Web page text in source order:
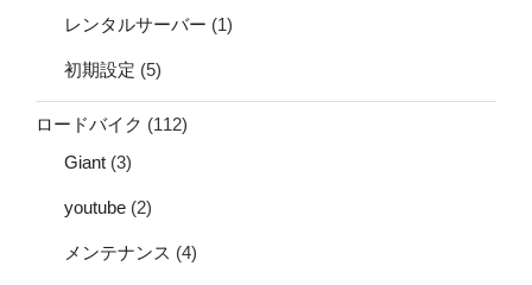
レンタルサーバー (1)
初期設定 (5)
ロードバイク (112)
Giant (3)
youtube (2)
メンテナンス (4)